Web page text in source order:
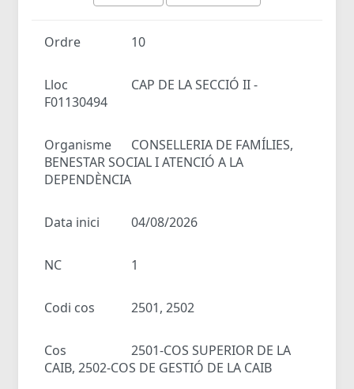
Ordre 10
Lloc
CAP DE LA SECCIÓ II -
F01130494
Organisme
CONSELLERIA DE FAMÍLIES,
BENESTAR SOCIAL I ATENCIÓ A LA
DEPENDÈNCIA
Data inici 04/08/2026
NC 1
Codi cos 2501, 2502
Cos
2501-COS SUPERIOR DE LA
CAIB, 2502-COS DE GESTIÓ DE LA CAIB